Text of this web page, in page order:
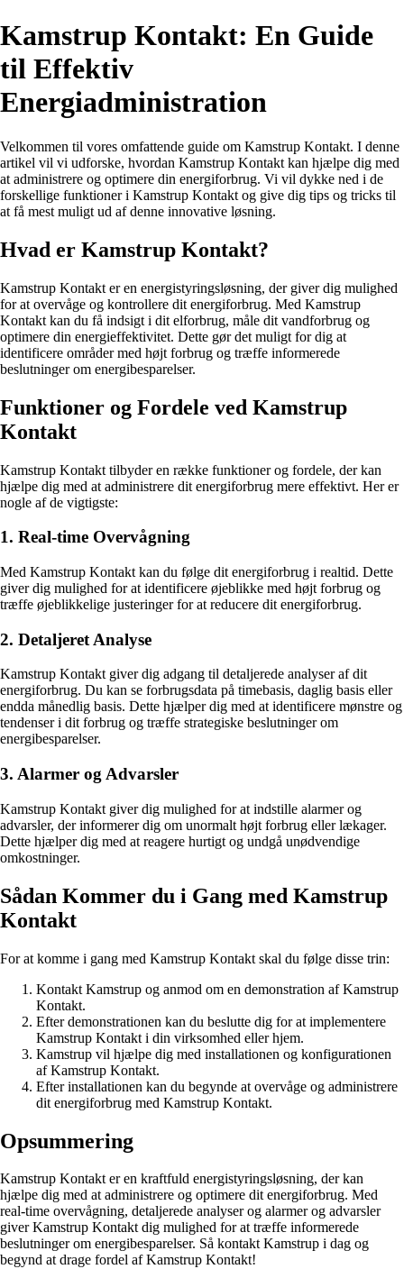
Kamstrup Kontakt: En Guide
til Effektiv
Energiadministration
Velkommen til vores omfattende guide om Kamstrup Kontakt. I denne
artikel vil vi udforske, hvordan Kamstrup Kontakt kan hjælpe dig med
at administrere og optimere din energiforbrug. Vi vil dykke ned i de
forskellige funktioner i Kamstrup Kontakt og give dig tips og tricks til
at få mest muligt ud af denne innovative løsning.
Hvad er Kamstrup Kontakt?
Kamstrup Kontakt er en energistyringsløsning, der giver dig mulighed
for at overvåge og kontrollere dit energiforbrug. Med Kamstrup
Kontakt kan du få indsigt i dit elforbrug, måle dit vandforbrug og
optimere din energieffektivitet. Dette gør det muligt for dig at
identificere områder med højt forbrug og træffe informerede
beslutninger om energibesparelser.
Funktioner og Fordele ved Kamstrup
Kontakt
Kamstrup Kontakt tilbyder en række funktioner og fordele, der kan
hjælpe dig med at administrere dit energiforbrug mere effektivt. Her er
nogle af de vigtigste:
1. Real-time Overvågning
Med Kamstrup Kontakt kan du følge dit energiforbrug i realtid. Dette
giver dig mulighed for at identificere øjeblikke med højt forbrug og
træffe øjeblikkelige justeringer for at reducere dit energiforbrug.
2. Detaljeret Analyse
Kamstrup Kontakt giver dig adgang til detaljerede analyser af dit
energiforbrug. Du kan se forbrugsdata på timebasis, daglig basis eller
endda månedlig basis. Dette hjælper dig med at identificere mønstre og
tendenser i dit forbrug og træffe strategiske beslutninger om
energibesparelser.
3. Alarmer og Advarsler
Kamstrup Kontakt giver dig mulighed for at indstille alarmer og
advarsler, der informerer dig om unormalt højt forbrug eller lækager.
Dette hjælper dig med at reagere hurtigt og undgå unødvendige
omkostninger.
Sådan Kommer du i Gang med Kamstrup
Kontakt
For at komme i gang med Kamstrup Kontakt skal du følge disse trin:
Kontakt Kamstrup og anmod om en demonstration af Kamstrup
Kontakt.
Efter demonstrationen kan du beslutte dig for at implementere
Kamstrup Kontakt i din virksomhed eller hjem.
Kamstrup vil hjælpe dig med installationen og konfigurationen
af Kamstrup Kontakt.
Efter installationen kan du begynde at overvåge og administrere
dit energiforbrug med Kamstrup Kontakt.
Opsummering
Kamstrup Kontakt er en kraftfuld energistyringsløsning, der kan
hjælpe dig med at administrere og optimere dit energiforbrug. Med
real-time overvågning, detaljerede analyser og alarmer og advarsler
giver Kamstrup Kontakt dig mulighed for at træffe informerede
beslutninger om energibesparelser. Så kontakt Kamstrup i dag og
begynd at drage fordel af Kamstrup Kontakt!